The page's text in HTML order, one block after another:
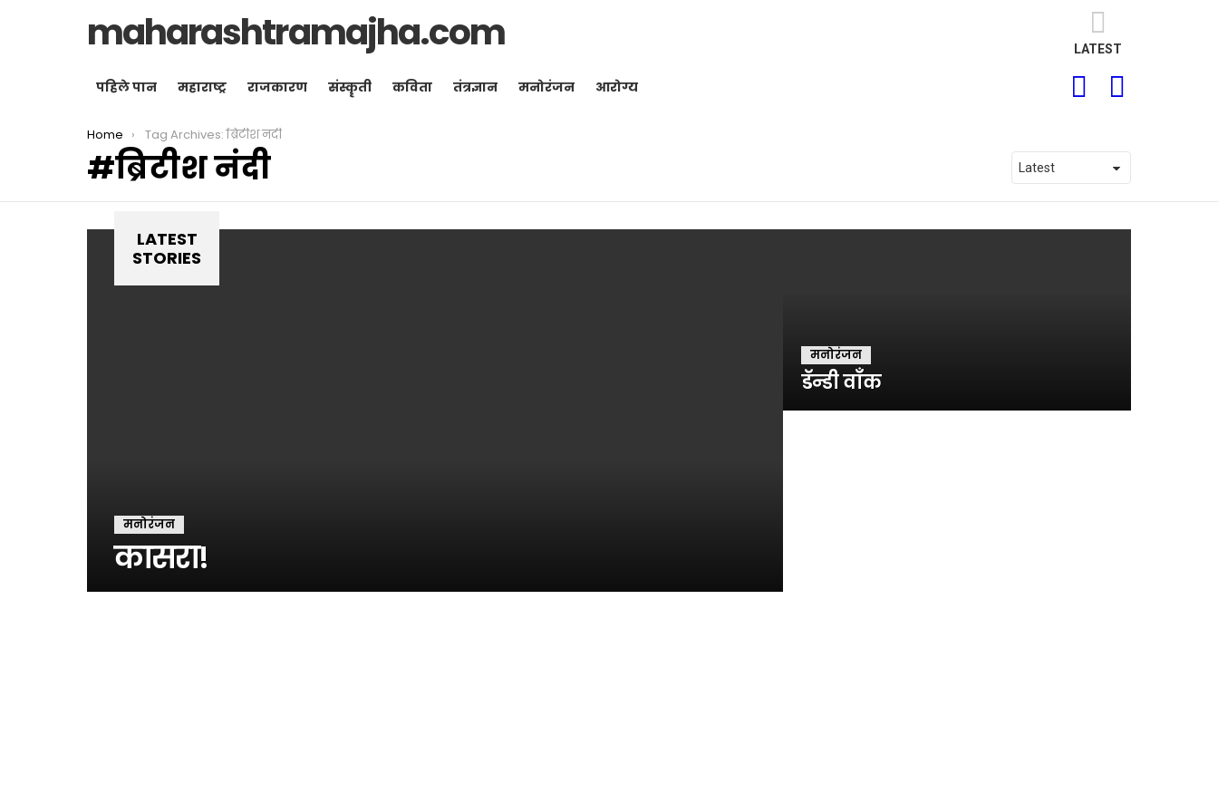
maharashtramajha.com LATEST
पहिले पान महाराष्ट्र राजकारण संस्कॄती कविता तंत्रज्ञान मनोरंजन आरोग्य
SEARCH
You are here:
Home Tag Archives: ब्रिटीश नंदी
ब्रिटीश नंदी
LATEST
STORIES
मनोरंजन
कासरा!
मनोरंजन
डॅन्डी वाँक